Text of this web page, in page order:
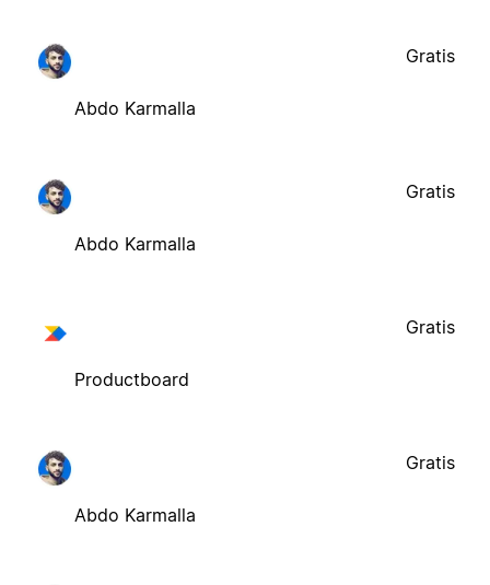
Abdo Karmalla
Gratis
Abdo Karmalla
Gratis
Productboard
Gratis
Abdo Karmalla
Gratis